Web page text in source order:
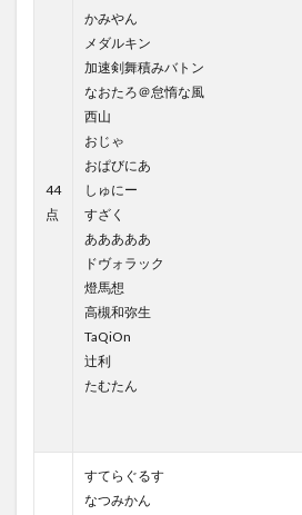
44
点
かみやん
メダルキン
加速剣舞積みバトン
なおたろ＠怠惰な風
西山
おじゃ
おぱびにあ
しゅにー
すざく
あああああ
ドヴォラック
燈馬想
高槻和弥生
TaQiOn
辻利
たむたん
すてらぐるす
なつみかん